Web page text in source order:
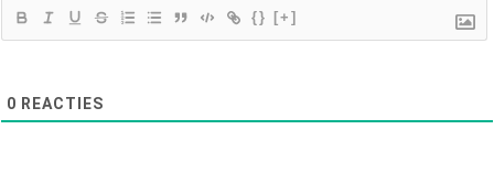
{} [+]
0 REACTIES